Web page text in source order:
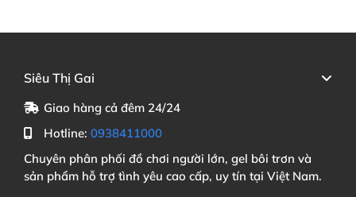
Siêu Thị Gai
Giao hàng cả đêm 24/24
Hotline: 0938411000
Chuyên phân phối đồ chơi người lớn, gel bôi trơn và
sản phẩm hỗ trợ tình yêu cao cấp, uy tín tại Việt Nam.